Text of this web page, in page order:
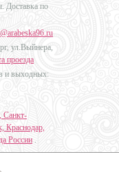
Доставка по
ул.Выйнера,
проезда
и выходных:
Санкт-
Краснодар,
России .